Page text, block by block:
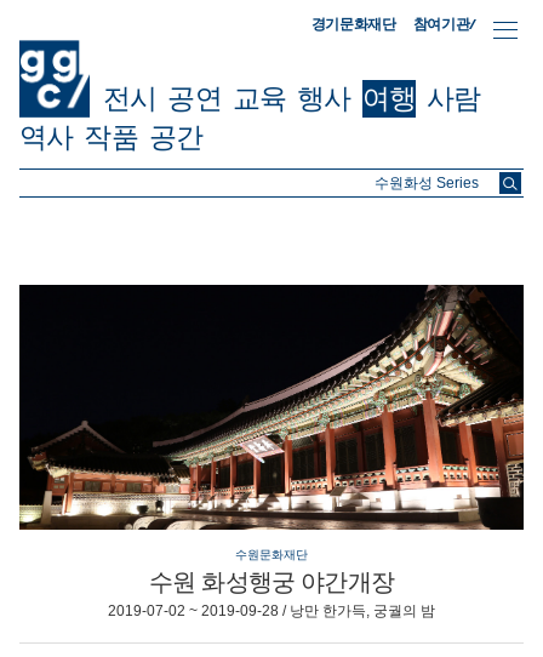
경기문화재단 참여기관/
전시 공연 교육 행사 여행 사람
역사 작품 공간
ggc/
수원문화재단
수원 화성행궁 야간개장
2019-07-02 ~ 2019-09-28 / 낭만 한가득, 궁궐의 밤